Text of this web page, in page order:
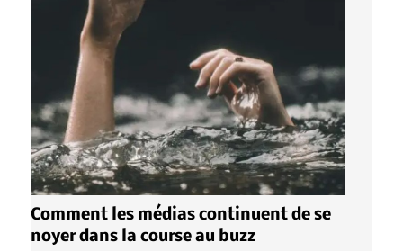
Comment les médias continuent de se
noyer dans la course au buzz